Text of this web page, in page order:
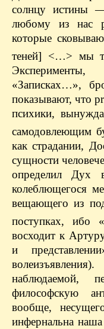
солнцу истины
любому из нас
которые
теней] <…> мы
«Записках…»,
показывают, что
психики,
самодовлеющим
как страдании,
сущности
определил Дух
колеблющегося
вещающего из
поступках, ибо
восходит к
и
наблюдаемой,
философскую
вообще,
инфернальна